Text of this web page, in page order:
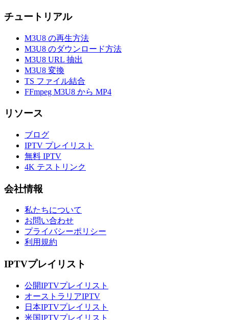
チュートリアル
M3U8 の再生方法
M3U8 のダウンロード方法
M3U8 URL 抽出
M3U8 変換
TS ファイル結合
FFmpeg M3U8 から MP4
リソース
ブログ
IPTV プレイリスト
無料 IPTV
4K テストリンク
会社情報
私たちについて
お問い合わせ
プライバシーポリシー
利用規約
IPTVプレイリスト
公開IPTVプレイリスト
オーストラリアIPTV
日本IPTVプレイリスト
米国IPTVプレイリスト